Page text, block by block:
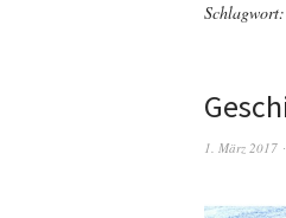
Schlagwort:
1. März 2017